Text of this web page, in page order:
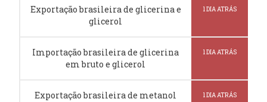
Exportação brasileira de glicerina e
glicerol
1 DIA ATRÁS
Importação brasileira de glicerina
em bruto e glicerol
1 DIA ATRÁS
Exportação brasileira de metanol 1 DIA ATRÁS